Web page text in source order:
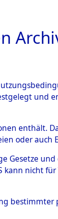
NIKOLAJ
und
enthält.
oder auch
Gesetze
kann nicht